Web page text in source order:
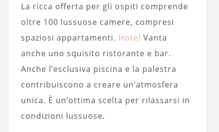
La ricca offerta per gli ospiti comprende
oltre 100 lussuose camere, compresi
spaziosi appartamenti. Hotel Vanta
anche uno squisito ristorante e bar.
Anche l’esclusiva piscina e la palestra
contribuiscono a creare un’atmosfera
unica. È un’ottima scelta per rilassarsi in
condizioni lussuose.